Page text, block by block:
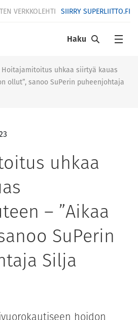
VERKKOLEHTI SIIRRY SUPERLIITTO.FI
Haku
Hoitajamitoitus uhkaa siirtyä kauas
ollut”, sanoo SuPerin puheenjohtaja
uhkaa
– ”Aikaa
SuPerin
Silja
hoidon